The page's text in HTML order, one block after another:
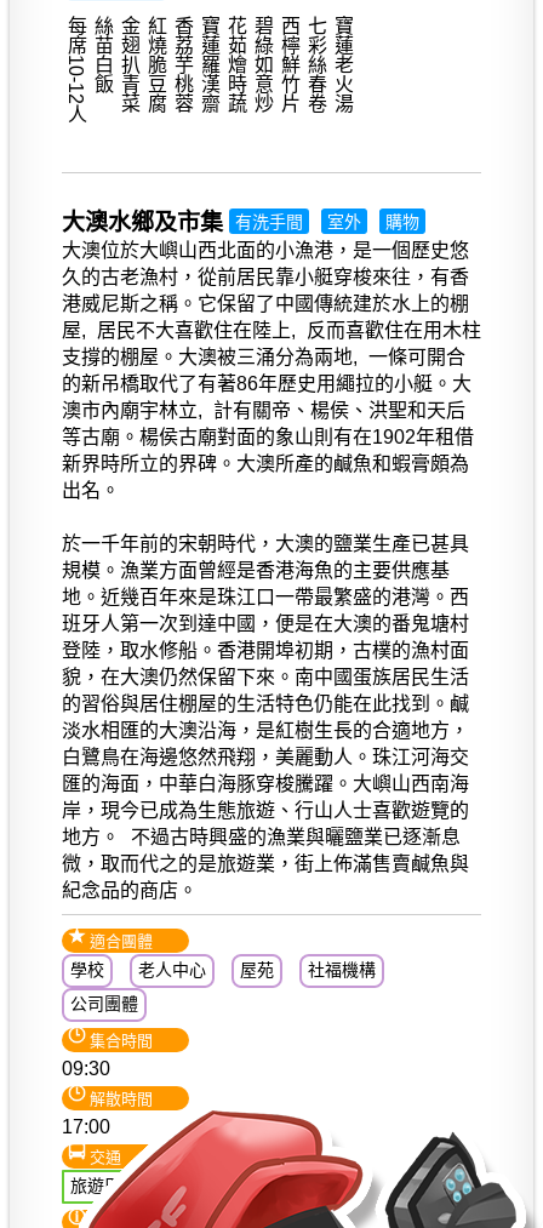
寶蓮老火湯
七彩絲春卷
西檸鮮竹片
碧綠如意炒
花茹燴時蔬
寶蓮羅漢齋
香荔芋桃蓉
紅燒脆豆腐
金翅扒青菜
絲苗白飯
每席10-12人
大澳水鄉及市集 有洗手間 室外 購物
大澳位於大嶼山西北面的小漁港，是一個歷史悠
久的古老漁村，從前居民靠小艇穿梭來往，有香
港威尼斯之稱。它保留了中國傳統建於水上的棚
屋, 居民不大喜歡住在陸上, 反而喜歡住在用木柱
支撐的棚屋。大澳被三涌分為兩地, 一條可開合
的新吊橋取代了有著86年歷史用繩拉的小艇。大
澳市內廟宇林立, 計有關帝、楊侯、洪聖和天后
等古廟。楊侯古廟對面的象山則有在1902年租借
新界時所立的界碑。大澳所產的鹹魚和蝦膏頗為
出名。
於一千年前的宋朝時代，大澳的鹽業生產已甚具
規模。漁業方面曾經是香港海魚的主要供應基
地。近幾百年來是珠江口一帶最繁盛的港灣。西
班牙人第一次到達中國，便是在大澳的番鬼塘村
登陸，取水修船。香港開埠初期，古樸的漁村面
貌，在大澳仍然保留下來。南中國蛋族居民生活
的習俗與居住棚屋的生活特色仍能在此找到。鹹
淡水相匯的大澳沿海，是紅樹生長的合適地方，
白鷺鳥在海邊悠然飛翔，美麗動人。珠江河海交
匯的海面，中華白海豚穿梭騰躍。大嶼山西南海
岸，現今已成為生態旅遊、行山人士喜歡遊覽的
地方。 不過古時興盛的漁業與曬鹽業已逐漸息
微，取而代之的是旅遊業，街上佈滿售賣鹹魚與
紀念品的商店。
適合團體
學校 老人中心 屋苑
社福機構
公司團體
集合時間
09:30
解散時間
17:00
交通
旅遊巴士環遊
注意事項